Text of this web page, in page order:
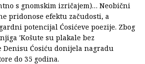
s gnomskim izričajem)… Neobični
pridonose efektu začudosti, a
potencijal Ćosićeve poezije. Zbog
'Košute su plakale bez
Denisu Ćosiću donijela nagradu
do 35 godina.